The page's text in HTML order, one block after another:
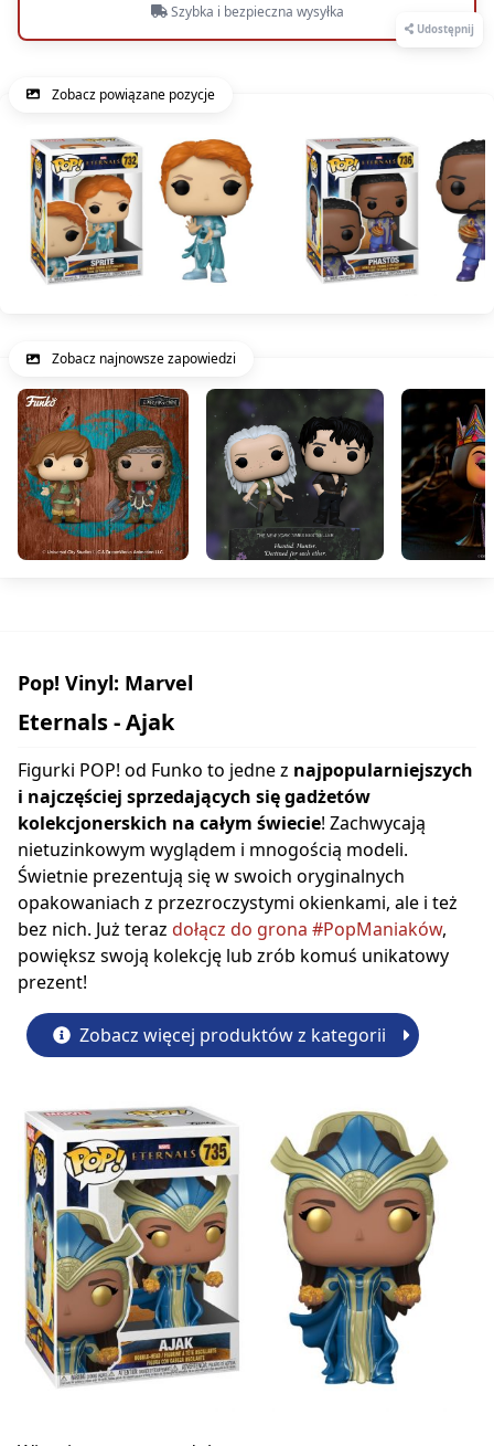
Udostępnij
Szybka i bezpieczna wysyłka
Zobacz powiązane pozycje
Zobacz najnowsze zapowiedzi
Pop! Vinyl: Marvel
Eternals - Ajak
Figurki POP! od Funko to jedne z najpopularniejszych
i najczęściej sprzedających się gadżetów
kolekcjonerskich na całym świecie! Zachwycają
nietuzinkowym wyglądem i mnogością modeli.
Świetnie prezentują się w swoich oryginalnych
opakowaniach z przezroczystymi okienkami, ale i też
bez nich. Już teraz dołącz do grona #PopManiaków,
powiększ swoją kolekcję lub zrób komuś unikatowy
prezent!
Zobacz więcej produktów z kategorii